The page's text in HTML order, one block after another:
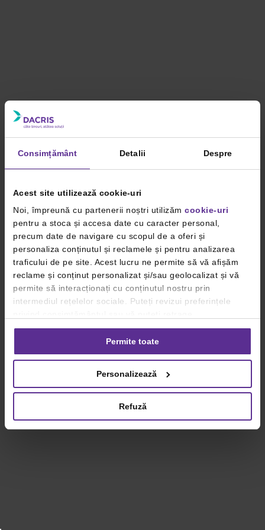
Consimțământ Detalii Despre
Acest site utilizează cookie-uri
Noi, împreună cu partenerii noștri utilizăm cookie-uri
pentru a stoca și accesa date cu caracter personal,
precum date de navigare cu scopul de a oferi și
personaliza conținutul și reclamele și pentru analizarea
traficului de pe site. Acest lucru ne permite să vă afișăm
reclame și conținut personalizat și/sau geolocalizat și vă
permite să interacționați cu conținutul nostru prin
intermediul rețelelor sociale. Puteți revizui preferințele
consimțământul oricând, făcând click pe linkul către
setările dvs. de cookie-uri.
privind utilizarea modulelor cookie.Detalii
Permite toate
Personalizează
Refuză